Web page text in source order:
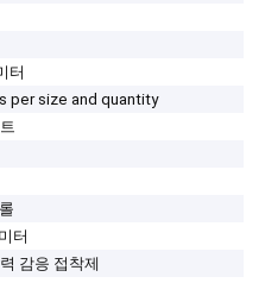
터
per size and quantity
터
감응 접착제